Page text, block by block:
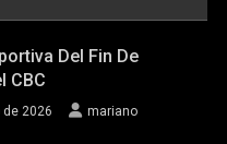
Del Fin De
CBC
2026 mariano